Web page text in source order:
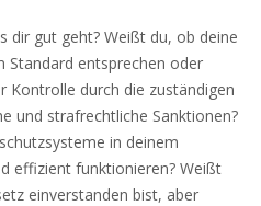
dir gut geht? Weißt du, ob deine
Standard entsprechen oder
Kontrolle durch die zuständigen
und strafrechtliche Sanktionen?
in deinem
effizient funktionieren? Weißt
einverstanden bist, aber